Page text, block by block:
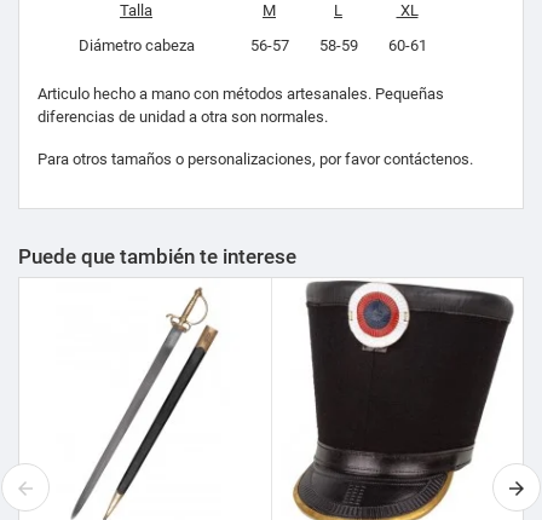
Talla M L
XL
Diámetro cabeza
56-57 58-59 60-61
Articulo hecho a mano con métodos artesanales. Pequeñas
diferencias de unidad a otra son normales.
Para otros tamaños o personalizaciones, por favor contáctenos.
Puede que también te interese